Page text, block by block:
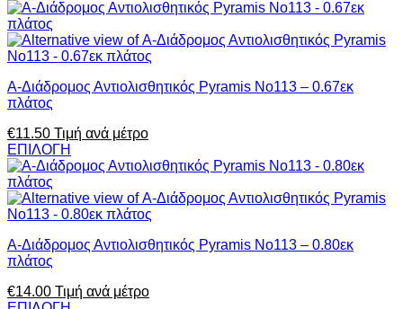
Α-Διάδρομος Αντιολισθητικός Pyramis No113 – 0.67εκ
πλάτος
€11.50 Τιμή ανά μέτρο
ΕΠΙΛΟΓΗ
Α-Διάδρομος Αντιολισθητικός Pyramis No113 – 0.80εκ
πλάτος
€14.00 Τιμή ανά μέτρο